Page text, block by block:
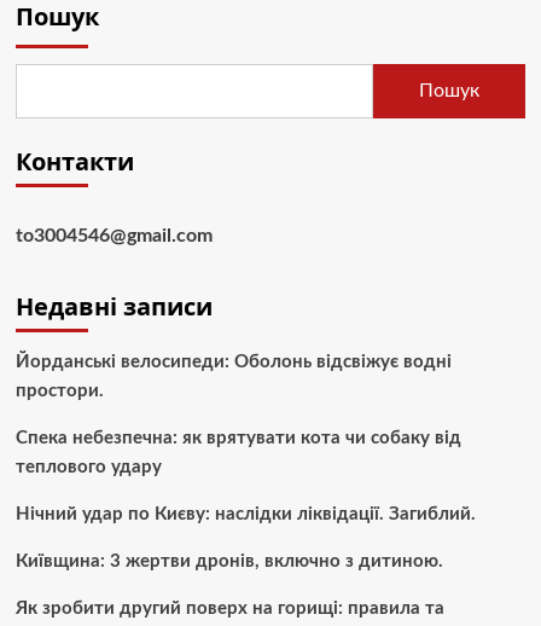
Пошук
Пошук
Контакти
to3004546@gmail.com
Недавні записи
Йорданські велосипеди: Оболонь відсвіжує водні
простори.
Спека небезпечна: як врятувати кота чи собаку від
теплового удару
Нічний удар по Києву: наслідки ліквідації. Загиблий.
Київщина: 3 жертви дронів, включно з дитиною.
Як зробити другий поверх на горищі: правила та